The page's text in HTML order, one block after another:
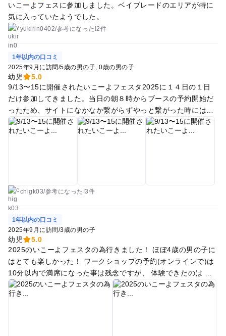
いこーよフェスに参加しました。ベイブレードのエリアが特に
気に入っていたようでした。
yukirin0402/参考になった!2件
1年以内の口コミ
2025年9月に訪問/5歳の男の子 0歳の男の子
幼児
5.0
9/13〜15に開催されたいこーよフェスタ2025に１４日の１日
だけ参加してきました。当日の朝８時からブースの予約開始だ
ったため、サイトになかなか繋がらずやっと繋がった時にはほ
とんどの体験チケット完売。２つの体験しか取れませんでし
た。 森永製菓のおやつの音体験とPILABOTの温度で色が変わ
うなのか考えたりしてスタンプ５箇所のうち３箇所以上集めた
ら帰りにおっとっとの小袋１つがもらえるという体験でした。
家食べるときの音だけでどんなお菓子か当てさせるゲームをし
たら楽しそうだなと気がつくことができたので体験してよかっ
たかなと思います。 PILABOTの体験では、温度で色が変わる
仕組みを使ってユニークな本が３冊紹介されていて、５歳の息
子は興味を持っていました。アプリコトバブルは自分がタブレ
ットでかいた文字や絵があたかもそこに存在しているかのよう
にタブレットの画面上に映し出され、これも息子は釘付けにな
ってました。私のスマホでも試しましたがアンドロイドでは対
chigk03/参考になった!3件
1年以内の口コミ
2025年9月に訪問/3歳の男の子
幼児
5.0
2025のいこーよフェスタの為行きました！ ほぼ4歳の男の子に
はとても楽しかった！ ワークショップの予約(オンラインで)は
10分以内で満席になった事は残念ですが、 体験できたのは ・
森永製菓のおやつの音→とても興味深いだったみたい。 ・コク
ヨ文具ワクワク体験ラボ ハロプリ体験と秘密のメッセージ作り